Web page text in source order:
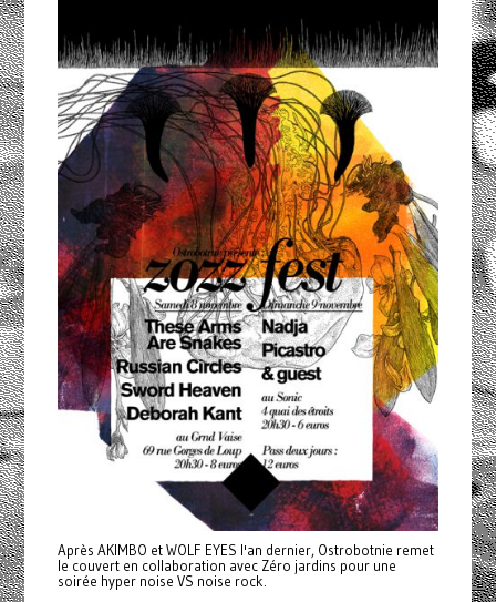
Après AKIMBO et WOLF EYES l'an dernier, Ostrobotnie remet
le couvert en collaboration avec Zéro jardins pour une
soirée hyper noise VS noise rock.